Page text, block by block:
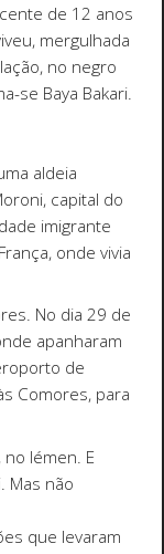
de 12 anos
mergulhada
no negro
se Baya Bakari.
aldeia
capital do
imigrante
onde vivia
No dia 29 de
apanharam
de
Comores, para
Iémen. E
Mas não
que levaram